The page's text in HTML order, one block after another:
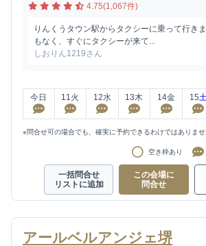
4.75(1,067件)
りんくうタウン駅からタクシーに乗って行き
もなく、すぐにタクシーが来て...
しおりん1219さん
今日 11火 12水 13木 14金 15
※問合せ可の場合でも、確実に予約できるわけではありませ
空き枠あり
一括問合せ
リストに追加
この会場に
問合せ
アールベルアンジェ堺